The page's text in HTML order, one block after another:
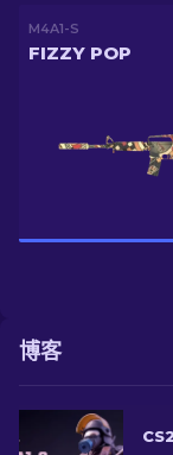
M4A1-S
FIZZY POP
博客